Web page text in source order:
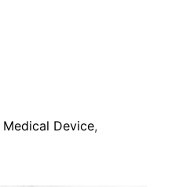
Medical Device,